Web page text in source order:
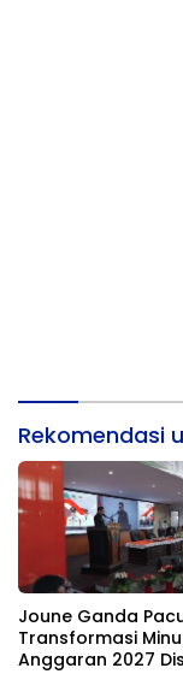
Rekomendasi
Joune Ganda
Transformasi
Anggaran 2027